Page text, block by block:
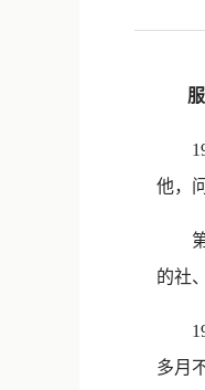
他，
第
的社
多月